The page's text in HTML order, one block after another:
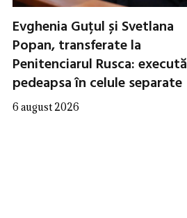
Evghenia Guțul și Svetlana
Popan, transferate la
Penitenciarul Rusca: execută
pedeapsa în celule separate
6 august 2026